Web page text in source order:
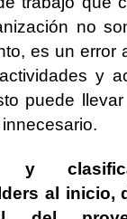
no
es un error
y
puede
y
al inicio,